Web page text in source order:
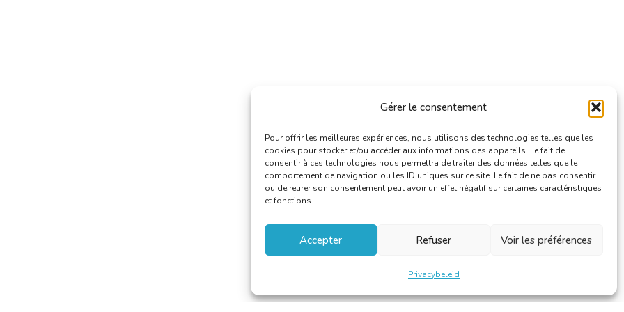
Gérer le consentement
Pour offrir les meilleures expériences, nous utilisons des technologies telles que les
cookies pour stocker et/ou accéder aux informations des appareils. Le fait de
consentir à ces technologies nous permettra de traiter des données telles que le
comportement de navigation ou les ID uniques sur ce site. Le fait de ne pas consentir
ou de retirer son consentement peut avoir un effet négatif sur certaines caractéristiques
et fonctions.
Accepter Refuser Voir les préférences
Privacybeleid